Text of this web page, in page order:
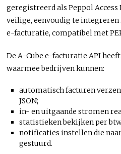
geregistreerd als Peppol
veilige, eenvoudig te integreren
e-facturatie, compatibel met
De A-Cube e-facturatie API
waarmee bedrijven kunnen:
automatisch facturen
JSON;
in- en uitgaande stromen
statistieken bekijken per
notificaties instellen die
gestuurd.